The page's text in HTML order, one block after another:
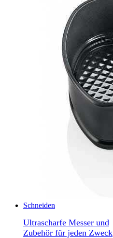
Schneiden
Ultrascharfe Messer und
Zubehör für jeden Zweck